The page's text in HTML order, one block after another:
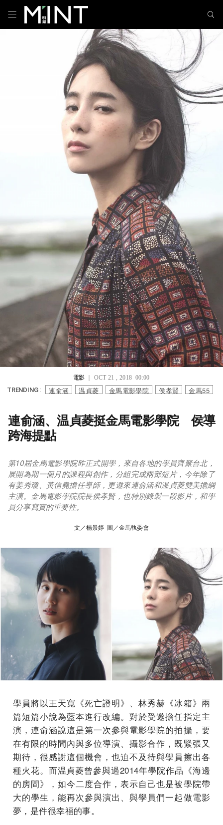
電影｜ OCT 21 , 2018 00:00
TRENDING : 連俞涵 温貞菱 金馬電影學院 侯孝賢 金馬55
連俞涵、温貞菱挺金馬電影學院 侯導
跨海提點
第10屆金馬電影學院昨正式開學，來自各地的學員齊聚台北，
展開為期一個月的課程與創作，分組完成兩部短片，今年除了
有姜秀瓊、黃信堯擔任導師，更邀來連俞涵和温貞菱雙美擔綱
主演。金馬電影學院院長侯孝賢，也特別錄製一段影片，和學
員分享寫實的重要性。
文／楊景婷 圖／金馬執委會
學員將以王天寬《死亡證明》、林秀赫《冰箱》兩
篇短篇小說為藍本進行改編。對於受邀擔任指定主
演，連俞涵說這是第一次參與電影學院的拍攝，要
在有限的時間內與多位導演、攝影合作，既緊張又
期待，很感謝這個機會，也迫不及待與學員擦出各
種火花。而温貞菱曾參與過2014年學院作品《海邊
的房間》，如今二度合作，表示自己也是被學院帶
大的學生，能再次參與演出、與學員們一起做電影
夢，是件很幸福的事。